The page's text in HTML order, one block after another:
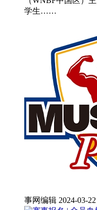
学生……
事网编辑 2024-03-22